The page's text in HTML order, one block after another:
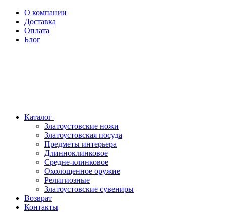
О компании
Доставка
Оплата
Блог
Каталог
Златоустовские ножи
Златоустовская посуда
Предметы интерьера
Длинноклинковое
Средне-клинковое
Охолощенное оружие
Религиозные
Златоустовские сувениры
Возврат
Контакты